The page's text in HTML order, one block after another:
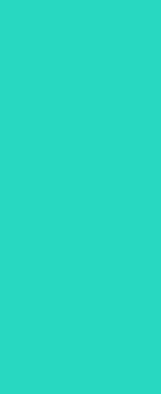
В наш обзор
нескольких
оттенками,
насыщенного
губы и
Новинки из